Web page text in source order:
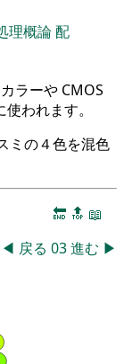
理概論配
ラーや CMOS
使われます。
ミの４色を混色
🔚 🔝 📖
◀ 戻る 03進む ▶